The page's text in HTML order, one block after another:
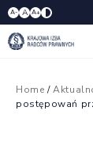
A- A A+
Home /
postępowań